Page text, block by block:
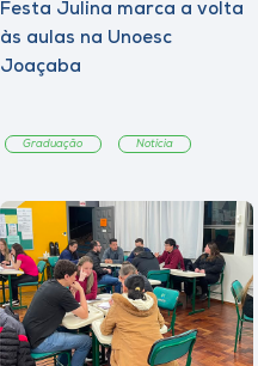
Festa Julina marca a volta
às aulas na Unoesc
Joaçaba
Graduação Notícia